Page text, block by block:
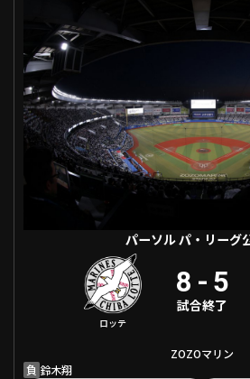
利用規約 プラ
特定商取引法の表示 アルバ
動画を検索（選手・チーム・プ
パーソル パ・リーグ
ロッテ
8 - 5
試合終了
ZOZOマリン
負 鈴木翔